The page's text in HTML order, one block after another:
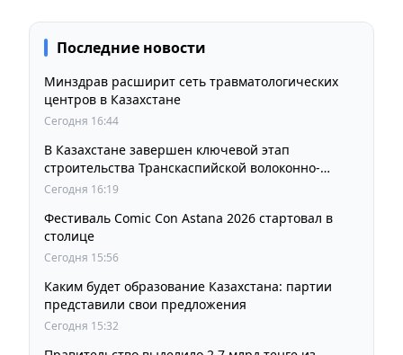
Последние новости
Минздрав расширит сеть травматологических
центров в Казахстане
Сегодня 16:44
В Казахстане завершен ключевой этап
строительства Транскаспийской волоконно-
оптической линии связи
Сегодня 16:19
Фестиваль Comic Con Astana 2026 стартовал в
столице
Сегодня 15:56
Каким будет образование Казахстана: партии
представили свои предложения
Сегодня 15:32